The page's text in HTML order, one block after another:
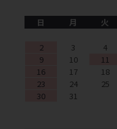
日
月 火
2
3 4
9
10 11
16
17 18
23
24 25
30
31